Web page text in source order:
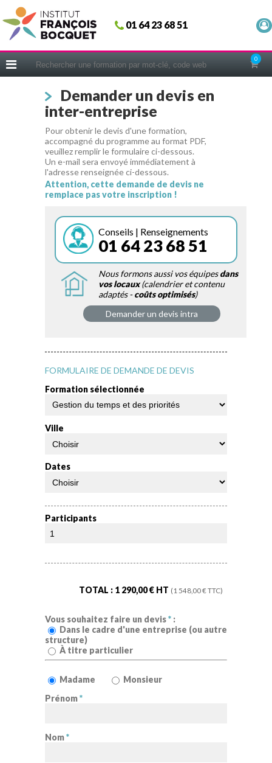
01 64 23 68 51
0
Fermer
ACCUEIL
CERIFICATIONS
INTRAS | SUR-MESURE
COACHING
EN PRATIQUE
NOUS CONNAÎTRE
CONSEILS MICRO-COACHING
WEBINAIRES
QUESTIONNAIRE GRATUIT
Demander un devis en
inter-entreprise
Pour obtenir le devis d'une formation,
accompagné du programme au format PDF,
veuillez remplir le formulaire ci-dessous.
Un e-mail sera envoyé immédiatement à
l'adresse renseignée ci-dessous.
Attention, cette demande de devis ne
remplace pas votre inscription !
Conseils | Renseignements
01 64 23 68 51
Nous formons aussi vos équipesdans
vos locaux(calendrier et contenu
adaptés -coûts optimisés)
Demander un devis intra
FORMULAIRE DE DEMANDE DE DEVIS
Formation sélectionnée
Ville
Dates
Participants
TOTAL : 1 290,00€ HT ( 1 548,00€ TTC)
Vous souhaitez faire un devis* :
Dans le cadre d'une entreprise (ou autre
structure)
À titre particulier
Madame
Monsieur
Prénom*
Nom*